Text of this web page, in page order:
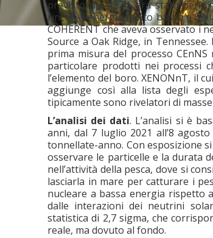
previsto nel 1974, era stato però
rinculi a energia molto bassa e
COHERENT che aveva osservato
Source a Oak Ridge, in
prima misura del processo
particolare prodotti nei processi
l’elemento del boro. XENONnT, il
aggiunge così alla lista degli
tipicamente sono rivelatori di
L’analisi dei dati. L’analisi si è
anni, dal 7 luglio 2021 all’8
tonnellate-anno. Con esposizione
osservare le particelle e la durata
nell’attività della pesca, dove si
lasciarla in mare per catturare i
nucleare a bassa energia rispetto
dalle interazioni dei neutrini
statistica di 2,7 sigma, che
reale, ma dovuto al fondo.